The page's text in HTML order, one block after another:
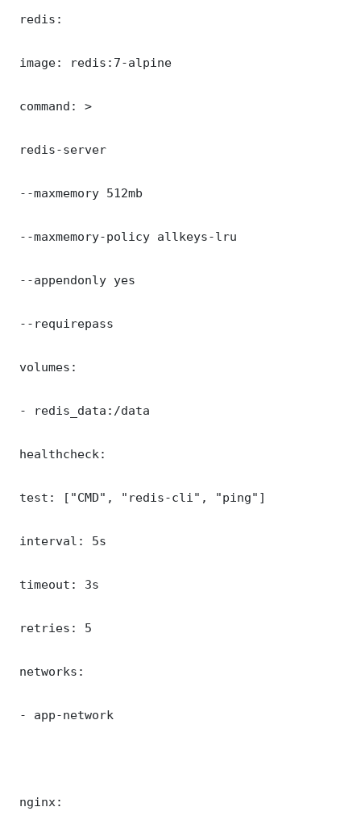
redis:
image: redis:7-alpine
command: >
redis-server
--maxmemory 512mb
--maxmemory-policy allkeys-lru
--appendonly yes
--requirepass
volumes:
- redis_data:/data
healthcheck:
test: ["CMD", "redis-cli", "ping"]
interval: 5s
timeout: 3s
retries: 5
networks:
- app-network
nginx: